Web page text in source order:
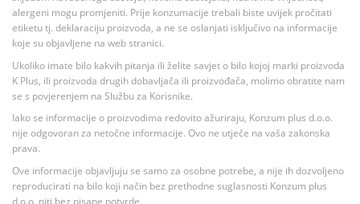
alergeni mogu promjeniti. Prije konzumacije trebali biste uvijek pročitati
etiketu tj. deklaraciju proizvoda, a ne se oslanjati isključivo na informacije
koje su objavljene na web stranici.
Ukoliko imate bilo kakvih pitanja ili želite savjet o bilo kojoj marki proizvoda
K Plus, ili proizvoda drugih dobavljača ili proizvođača, molimo obratite nam
se s povjerenjem na Službu za Korisnike.
Iako se informacije o proizvodima redovito ažuriraju, Konzum plus d.o.o.
nije odgovoran za netočne informacije. Ovo ne utječe na vaša zakonska
prava.
Ove informacije objavljuju se samo za osobne potrebe, a nije ih dozvoljeno
reproducirati na bilo koji način bez prethodne suglasnosti Konzum plus
d.o.o. niti bez pisane potvrde.